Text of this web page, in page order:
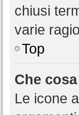
chiusi
varie
Top
Che
Le icone